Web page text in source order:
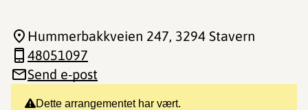
Dette arrangementet har vært.
Hummerbakkveien 247, 3294 Stavern
48051097
Send e-post